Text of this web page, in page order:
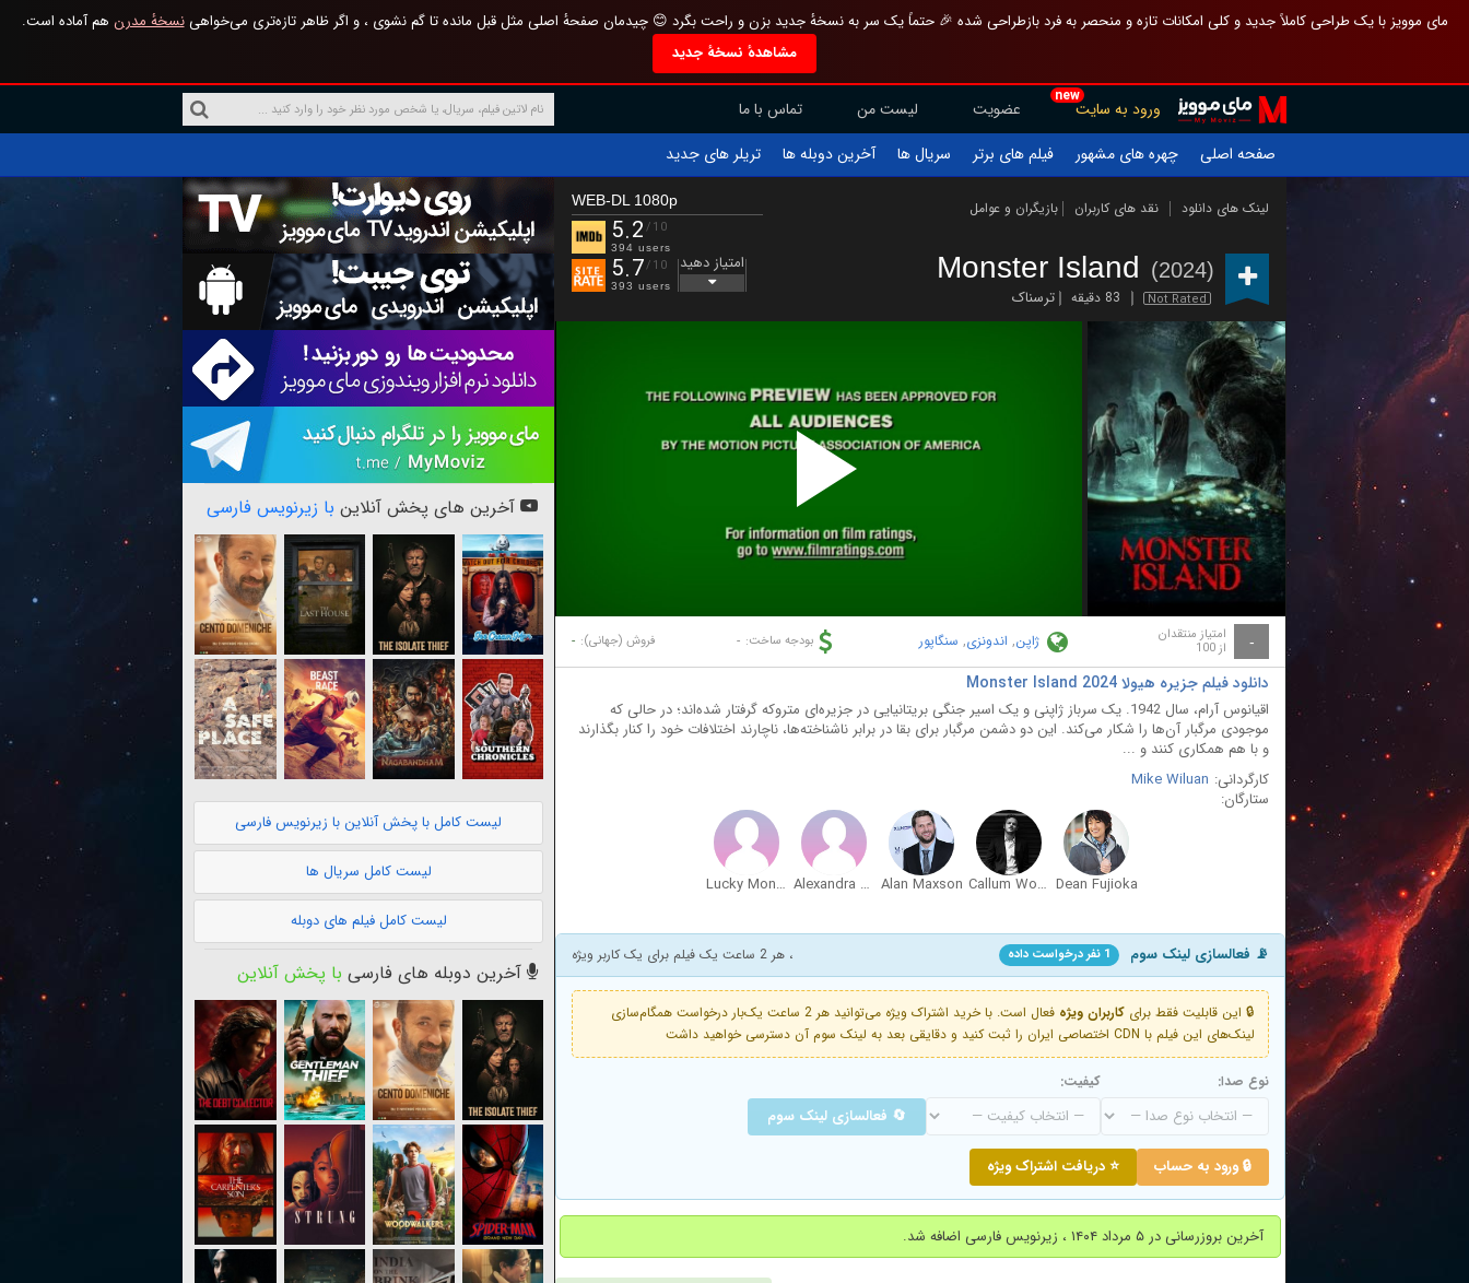
مای موویز با یک طراحی کاملاً جدید و کلی امکانات تازه و منحصر به فرد بازطراحی شده 🎉 حتماً یک سر به نسخهٔ جدید بزن و راحت بگرد 😊 چیدمان صفحهٔ اصلی مثل قبل مانده تا گم نشوی ، و اگر ظاهر تازه‌تری می‌خواهینسخهٔ مدرن هم آماده است.
مشاهدهٔ نسخهٔ جدید
new
ورود به سایت عضویت لیست من
تماس با ما
صفحه اصلی
چهره های مشهور فیلم های برتر سریال ها آخرین دوبله ها تریلر های جدید
لینک های دانلود نقد های کاربران بازیگران و عوامل
Monster Island (2024)
Not Rated 83 دقیقه ترسناک
WEB-DL 1080p
5.2 /10
394 users
5.7/10
393 users
امتیاز دهید
Play
Video
- امتیاز منتقدان
از 100 ژاپن, اندونزی, سنگاپور بودجه ساخت: - فروش (جهانی): -
دانلود فیلم جزیره هیولا Monster Island 2024
اقیانوس آرام، سال 1942. یک سرباز ژاپنی و یک اسیر جنگی بریتانیایی در جزیره‌ای متروکه گرفتار شده‌اند؛ در حالی که
موجودی مرگبار آن‌ها را شکار می‌کند. این دو دشمن مرگبار برای بقا در برابر ناشناخته‌ها، ناچارند اختلافات خود را کنار بگذارند
و با هم همکاری کنند و ...
کارگردانی: Mike Wiluan
ستارگان:
Dean Fujioka
Callum Woodhouse
Alan Maxson
Alexandra Gottardo
Lucky Moniaga
📡 فعالسازی لینک سوم 1 نفر درخواست داده ، هر 2 ساعت یک فیلم برای یک کاربر ویژه
🔒 این قابلیت فقط برای کاربران ویژه
فعال است. با خرید اشتراک ویژه می‌توانید هر 2 ساعت یک‌بار درخواست همگام‌سازی
لینک‌های این فیلم با CDN اختصاصی ایران را ثبت کنید و دقایقی بعد به لینک سوم آن دسترسی خواهید داشت
نوع صدا: کیفیت:
🔄 فعالسازی لینک سوم
🔒 ورود به حساب ⭐ دریافت اشتراک ویژه
آخرین بروزرسانی در ۵ مرداد ۱۴۰۴ ، زیرنویس فارسی اضافه شد.
آخرین های پخش آنلاین با زیرنویس فارسی
لیست کامل با پخش آنلاین با زیرنویس فارسی
لیست کامل سریال ها
لیست کامل فیلم های دوبله
آخرین دوبله های فارسی با پخش آنلاین